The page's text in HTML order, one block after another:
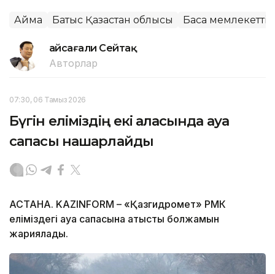
Аймақ Батыс Қазақстан облысы Басқа
Ғайсағали Сейтақ
Авторлар
07:30, 06 Тамыз 2026
Бүгін еліміздің екі қаласында ауа
сапасы нашарлайды
АСТАНА. KAZINFORM – «Қазгидромет» РМК
еліміздегі ауа сапасына қатысты болжамын
жариялады.